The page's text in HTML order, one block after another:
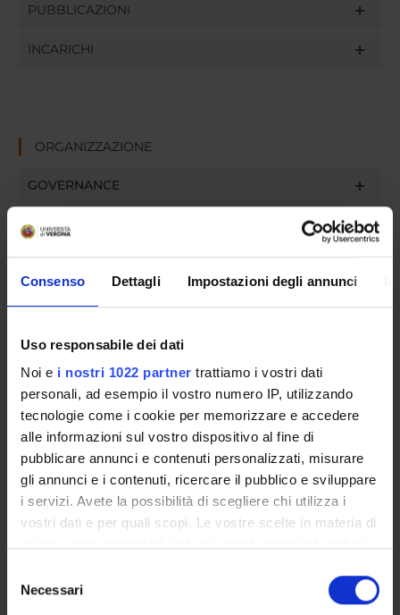
Consenso Dettagli Impostazioni degli annunci
Uso responsabile dei dati
Noi e i nostri 1022 partner trattiamo i vostri dati
personali, ad esempio il vostro numero IP, utilizzando
tecnologie come i cookie per memorizzare e accedere
alle informazioni sul vostro dispositivo al fine di
pubblicare annunci e contenuti personalizzati, misurare
gli annunci e i contenuti, ricercare il pubblico e sviluppare
i servizi. Avete la possibilità di scegliere chi utilizza i
vostri dati e per quali scopi. Le vostre scelte in materia di
modificare o revocare il proprio consenso in qualsiasi
momento dalla Dichiarazione sui cookie o facendo clic
delNecessari
PUBBLICAZIONI
INCARICHI
ORGANIZZAZIONE
GOVERNANCE
COMMISSIONI
SERVIZI DI SEGRETERIA STUDENTI
STRUTTURE DEL DIPARTIMENTO
LABORATORI DI RICERCA
CENTRI DI RICERCA
BIBLIOTECHE
SPIN OFF E AZIENDE
Contatti